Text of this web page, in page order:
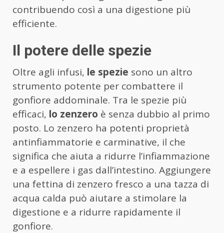
contribuendo così a una digestione più
efficiente.
Il potere delle spezie
Oltre agli infusi, le spezie sono un altro
strumento potente per combattere il
gonfiore addominale. Tra le spezie più
efficaci, lo zenzero è senza dubbio al primo
posto. Lo zenzero ha potenti proprietà
antinfiammatorie e carminative, il che
significa che aiuta a ridurre l’infiammazione
e a espellere i gas dall’intestino. Aggiungere
una fettina di zenzero fresco a una tazza di
acqua calda può aiutare a stimolare la
digestione e a ridurre rapidamente il
gonfiore.